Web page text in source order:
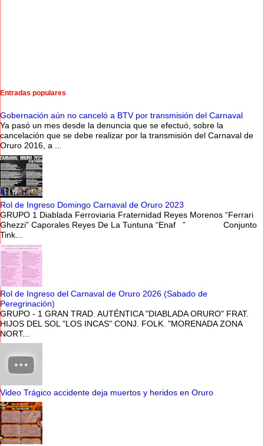
Entradas populares
Gobernación aún no canceló a BTV por transmisión del Carnaval
Ya pasó un mes desde la denuncia que se efectuó, sobre la
cancelación que se debe realizar por la transmisión del Carnaval de
Oruro 2016, a ...
Rol de Ingreso Domingo Carnaval de Oruro 2023
GRUPO 1 Diablada Ferroviaria Fraternidad Reyes Morenos “Ferrari
Ghezzi” Caporales Reyes De La Tuntuna “Enaf ” Conjunto
Tink...
Rol de Ingreso del Carnaval de Oruro 2026 (Sabado de
Peregrinación)
GRUPO - 1 GRAN TRAD. AUTÉNTICA "DIABLADA ORURO" FRAT.
HIJOS DEL SOL "LOS INCAS" CONJ. FOLK. "MORENADA ZONA
NORT...
Video Trágico accidente deja muertos y heridos en Oruro